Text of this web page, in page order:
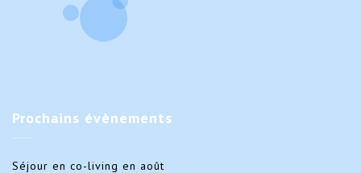
Prochains évènements
Séjour en co-living en août